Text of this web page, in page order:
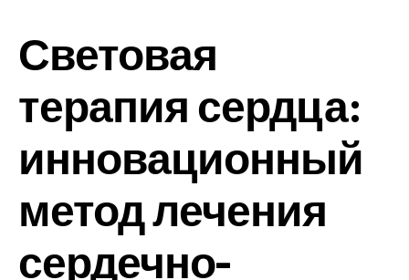
Световая
терапия сердца:
инновационный
метод лечения
сердечно-